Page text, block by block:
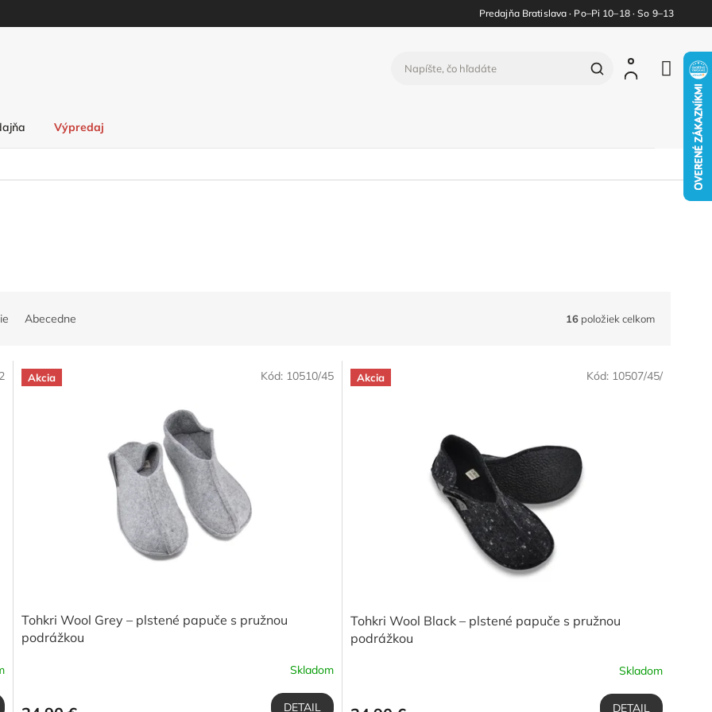
Predajňa Bratislava · Po–Pi 10–18 · So 9–13
Výpredaj
Abecedne 16 položiek celkom
Akcia
Tohkri Wool Grey – plstené papuče s pružnou
podrážkou
Skladom
DETAIL
Kód: 10510/45 Akcia
Tohkri Wool Black – plstené papuče s pružnou
podrážkou
Skladom
DETAIL
Kód: 10507/45/